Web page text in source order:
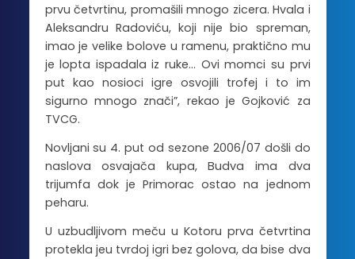
prvu četvrtinu, promašili mnogo zicera. Hvala i
Aleksandru Radoviću, koji nije bio spreman,
imao je velike bolove u ramenu, praktično mu
je lopta ispadala iz ruke… Ovi momci su prvi
put kao nosioci igre osvojili trofej i to im
sigurno mnogo znači”, rekao je Gojković za
TVCG.
Novljani su 4. put od sezone 2006/07 došli do
naslova osvajača kupa, Budva ima dva
trijumfa dok je Primorac ostao na jednom
peharu.
U uzbudljivom meču u Kotoru prva četvrtina
protekla jeu tvrdoj igri bez golova, da bise dva